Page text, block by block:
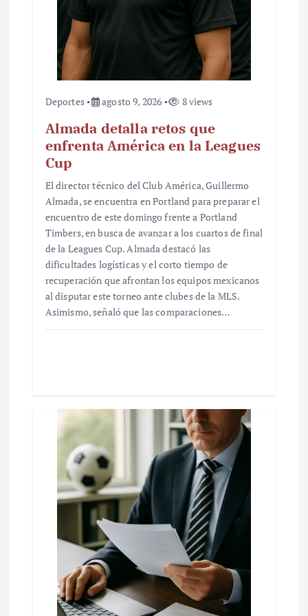
Deportes agosto 9, 2026 8 views
Almada detalla retos que
enfrenta América en la Leagues
Cup
El director técnico del Club América, Guillermo
Almada, se encuentra en Portland para preparar el
encuentro de este domingo frente a Portland
Timbers, en busca de avanzar a los cuartos de final
de la Leagues Cup. Almada destacó las
dificultades logísticas y el corto tiempo de
recuperación que afrontan los equipos mexicanos
al disputar este torneo ante clubes de la MLS.
Asimismo, señaló que las comparaciones…